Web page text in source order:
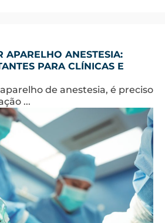
APARELHO ANESTESIA:
PARA CLÍNICAS E
de anestesia, é preciso
...